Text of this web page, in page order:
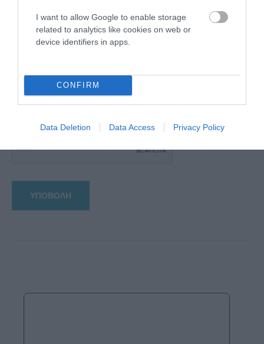
I want to allow Google to enable storage
related to analytics like cookies on web or
device identifiers in apps.
CONFIRM
Data Deletion Data Access Privacy Policy
Αποθήκευσε το όνομά μου, email, και τον ιστότοπο μου σε
αυτόν τον πλοηγό για την επόμενη φορά που θα σχολιάσω.